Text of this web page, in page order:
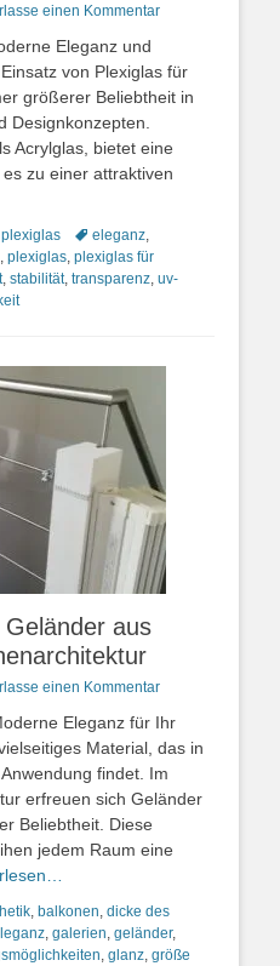
einen Kommentar
Eleganz und
von Plexiglas für
größerer Beliebtheit in
Designkonzepten.
Acrylglas, bietet eine
zu einer attraktiven
plexiglas Schlagworte
eleganz,
, plexiglas, plexiglas für
, stabilität, transparenz, uv-
aus
einen Kommentar
Eleganz für Ihr
Material, das in
findet. Im
erfreuen sich Geländer
Beliebtheit. Diese
jedem Raum eine
, balkonen, dicke des
, galerien, geländer,
, glanz, größe